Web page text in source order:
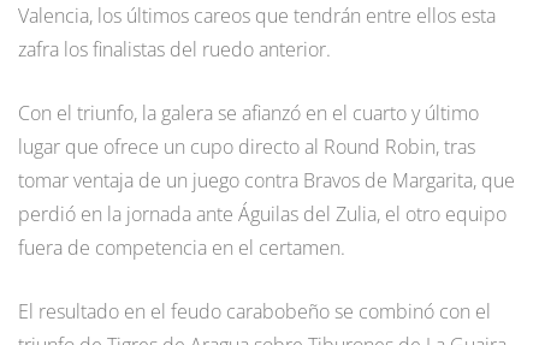
Valencia, los últimos careos que tendrán entre ellos esta
zafra los finalistas del ruedo anterior.
Con el triunfo, la galera se afianzó en el cuarto y último
lugar que ofrece un cupo directo al Round Robin, tras
tomar ventaja de un juego contra Bravos de Margarita, que
perdió en la jornada ante Águilas del Zulia, el otro equipo
fuera de competencia en el certamen.
El resultado en el feudo carabobeño se combinó con el